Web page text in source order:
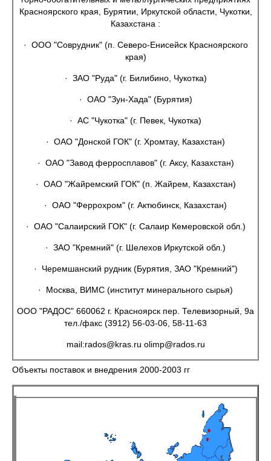
Красноярского края, Бурятии, Иркутской области, Чукотки,
Казахстана :
· ООО "Соврудник" (п. Северо-Енисейск Красноярского
края)
· ЗАО "Руда" (г. Билибино, Чукотка)
· ОАО "Зун-Хада" (Бурятия)
· АС "Чукотка" (г. Певек, Чукотка)
· ОАО "Донской ГОК" (г. Хромтау, Казахстан)
· ОАО "Завод ферросплавов" (г. Аксу, Казахстан)
· ОАО "Жайремский ГОК" (п. Жайрем, Казахстан)
· ОАО "Феррохром" (г. Актюбинск, Казахстан)
· ОАО "Салаирский ГОК" (г. Салаир Кемеровской обл.)
· ЗАО "Кремний" (г. Шелехов Иркутской обл.)
· Черемшанский рудник (Бурятия, ЗАО "Кремний")
· Москва, ВИМС (институт минерального сырья)
ООО "РАДОС" 660062 г. Красноярск пер. Телевизорный, 9а
тел./факс (3912) 56-03-06, 58-11-63
mail:rados@kras.ru olimp@rados.ru
Объекты поставок и внедрения 2000-2003 гг